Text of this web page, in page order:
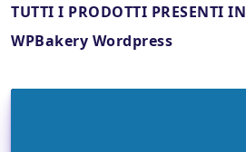
TUTTI I PRODOTTI PRESENTI IN
WPBakery Wordpress